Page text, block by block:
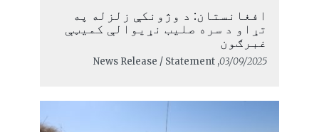
افغانستان: د وژونکې زلزله په
تړاو د سره صلیب نړیوالې کمیټې
غبرګون
03/09/2025
, News Release / Statement